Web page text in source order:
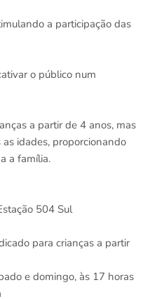
a participação das
o público num
a partir de 4 anos, mas
idades, proporcionando
a família.
504 Sul
para crianças a partir
e domingo, às 17 horas